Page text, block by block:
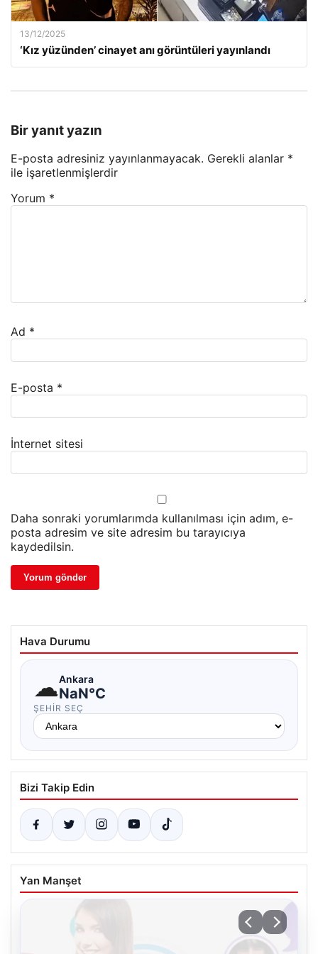
13/12/2025
‘Kız yüzünden’ cinayet anı görüntüleri yayınlandı
Bir yanıt yazın
E-posta adresiniz yayınlanmayacak. Gerekli alanlar *
ile işaretlenmişlerdir
Yorum *
Ad *
E-posta *
İnternet sitesi
Daha sonraki yorumlarımda kullanılması için adım, e-
posta adresim ve site adresim bu tarayıcıya
kaydedilsin.
Hava Durumu
☁Ankara
NaN°C
ŞEHIR SEÇ
Bizi Takip Edin
Yan Manşet